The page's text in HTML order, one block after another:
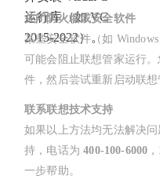
运行库（如 VC
2015-2022）。
关闭防火墙或安全软件
某些安全软件（如
可能会阻止联想管家运行
件，然后尝试重新启动联想
联系联想技术支持
如果以上方法均无法解决
持，电话为400-100-6000
一步帮助。